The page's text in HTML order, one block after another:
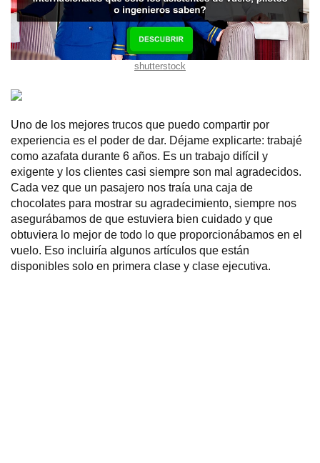
shutterstock
Uno de los mejores trucos que puedo compartir por
experiencia es el poder de dar. Déjame explicarte: trabajé
como azafata durante 6 años. Es un trabajo difícil y
exigente y los clientes casi siempre son mal agradecidos.
Cada vez que un pasajero nos traía una caja de
chocolates para mostrar su agradecimiento, siempre nos
asegurábamos de que estuviera bien cuidado y que
obtuviera lo mejor de todo lo que proporcionábamos en el
vuelo. Eso incluiría algunos artículos que están
disponibles solo en primera clase y clase ejecutiva.